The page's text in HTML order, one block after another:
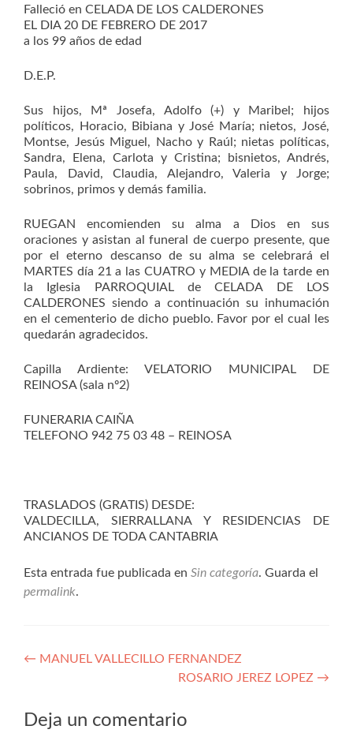
Falleció en CELADA DE LOS CALDERONES
EL DIA 20 DE FEBRERO DE 2017
a los 99 años de edad
D.E.P.
Sus hijos, Mª Josefa, Adolfo (+) y Maribel; hijos
políticos, Horacio, Bibiana y José María; nietos, José,
Montse, Jesús Miguel, Nacho y Raúl; nietas políticas,
Sandra, Elena, Carlota y Cristina; bisnietos, Andrés,
Paula, David, Claudia, Alejandro, Valeria y Jorge;
sobrinos, primos y demás familia.
RUEGAN encomienden su alma a Dios en sus
oraciones y asistan al funeral de cuerpo presente, que
por el eterno descanso de su alma se celebrará el
MARTES día 21 a las CUATRO y MEDIA de la tarde en
la Iglesia PARROQUIAL de CELADA DE LOS
CALDERONES siendo a continuación su inhumación
en el cementerio de dicho pueblo. Favor por el cual les
quedarán agradecidos.
Capilla Ardiente: VELATORIO MUNICIPAL DE
REINOSA (sala nº2)
FUNERARIA CAIÑA
TELEFONO 942 75 03 48 – REINOSA
TRASLADOS (GRATIS) DESDE:
VALDECILLA, SIERRALLANA Y RESIDENCIAS DE
ANCIANOS DE TODA CANTABRIA
Esta entrada fue publicada en Sin categoría. Guarda el
permalink.
Navegación
entradas
← MANUEL VALLECILLO FERNANDEZ
ROSARIO JEREZ LOPEZ →
Deja un comentario